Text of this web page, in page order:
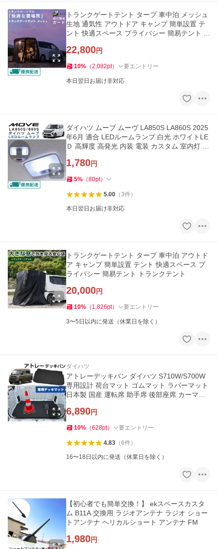
トランクゲートテント タープ 車中泊 メッシュ
生地 通気性 アウトドア キャンプ 簡単設置 テ
ント 快適スペース プライバシー 簡易テント ト
22,800円
10% （2,082pt） 要エントリー
本日翌日お届け非対応
ダイハツ ムーブ ムーヴ LA850S LA860S 2025
年6月 適合 LEDルームランプ 白光 ホワイトLE
Ｄ 高輝度 高発光 内装 電装 カスタム 室内灯 車
1,780円
5% （80pt）
5.00（3件）
本日翌日お届け非対応
トランクゲートテント タープ 車中泊 アウトド
ア キャンプ 簡単設置 テント 快適スペース プ
ライバシー 簡易テント トランクテント
20,000円
10% （ 1,826pt） 要エントリー
3〜5日以内に発送（休業日を除く）
ダイハツ
アトレーデッキバン ダイハツ S710W/S700W
専用設計 荷台マット ゴムマット ラバーマット
日本製 国産 運転席 助手席 後部座席 カーマッ
6,890円
10% （628pt） 要エントリー
4.83（6件）
16〜18日以内に発送（休業日を除く）
【初心者でも簡単交換！】 ekスペースカスタ
ム B11A 交換用 ラジオアンテナ ラジオ ショー
トアンテナ ヘリカルショート アンテナ FM
1,980円